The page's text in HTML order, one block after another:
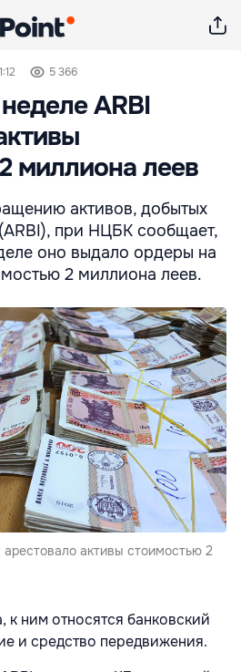
5 366
ARBI
миллиона леев
активов, добытых
при НЦБК сообщает,
оно выдало ордеры на
2 миллиона леев.
активы стоимостью 2
к ним относятся банковский
и средство передвижения.